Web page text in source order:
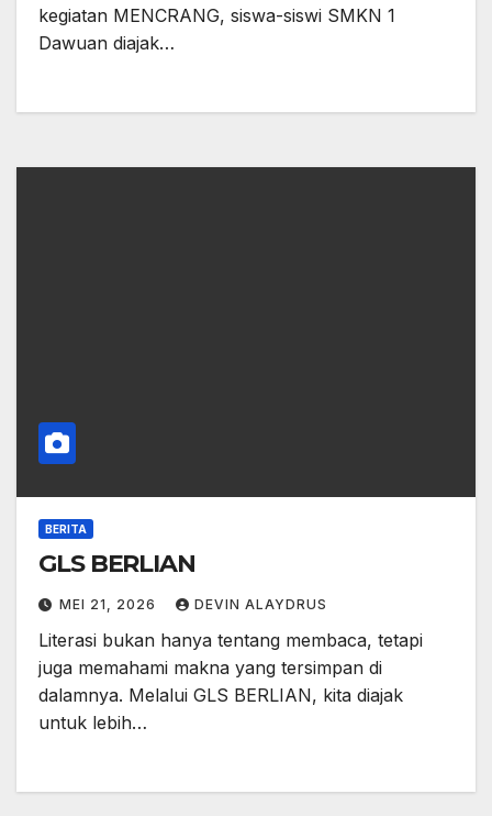
kegiatan MENCRANG, siswa-siswi SMKN 1
Dawuan diajak…
BERITA
GLS BERLIAN
MEI 21, 2026 DEVIN ALAYDRUS
Literasi bukan hanya tentang membaca, tetapi
juga memahami makna yang tersimpan di
dalamnya. Melalui GLS BERLIAN, kita diajak
untuk lebih…